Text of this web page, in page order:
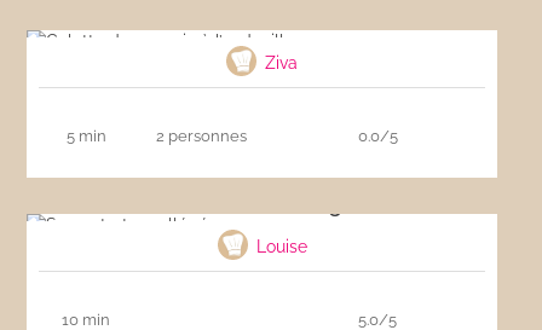
Ziva
5 min 2 personnes 0.0/5
Louise
10 min 5.0/5